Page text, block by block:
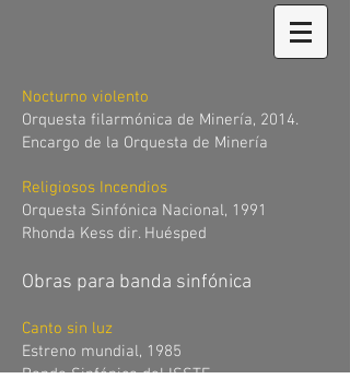
Nocturno violento
Orquesta filarmónica de Minería, 2014.
Encargo de la Orquesta de Minería
Religiosos Incendios
Orquesta Sinfónica Nacional, 1991
Rhonda Kess dir. Huésped
Obras para banda sinfónica
Canto sin luz
Estreno mundial, 1985
Banda Sinfónica del ISSTE